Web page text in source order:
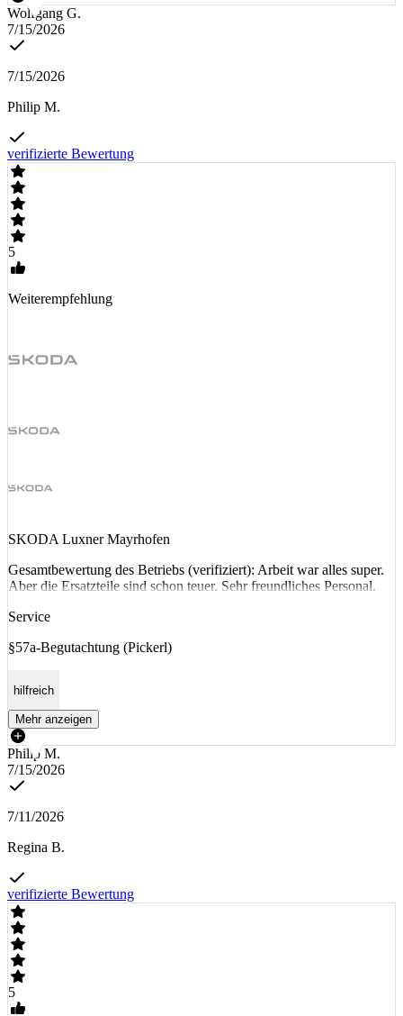
Wolfgang G.
7/15/2026
7/15/2026
Philip M.
verifizierte Bewertung
5
Weiterempfehlung
SKODA Luxner Mayrhofen
Gesamtbewertung des Betriebs (verifiziert): Arbeit war alles super.
Aber die Ersatzteile sind schon teuer. Sehr freundliches Personal.
Service
§57a-Begutachtung (Pickerl)
hilfreich
Mehr anzeigen
Philip M.
7/15/2026
7/11/2026
Regina B.
verifizierte Bewertung
5